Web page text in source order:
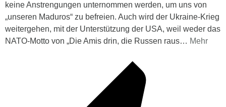
keine Anstrengungen unternommen werden, um uns von
„unseren Maduros“ zu befreien. Auch wird der Ukraine-Krieg
weitergehen, mit der Unterstützung der USA, weil weder das
NATO-Motto von „Die Amis drin, die Russen raus… Mehr